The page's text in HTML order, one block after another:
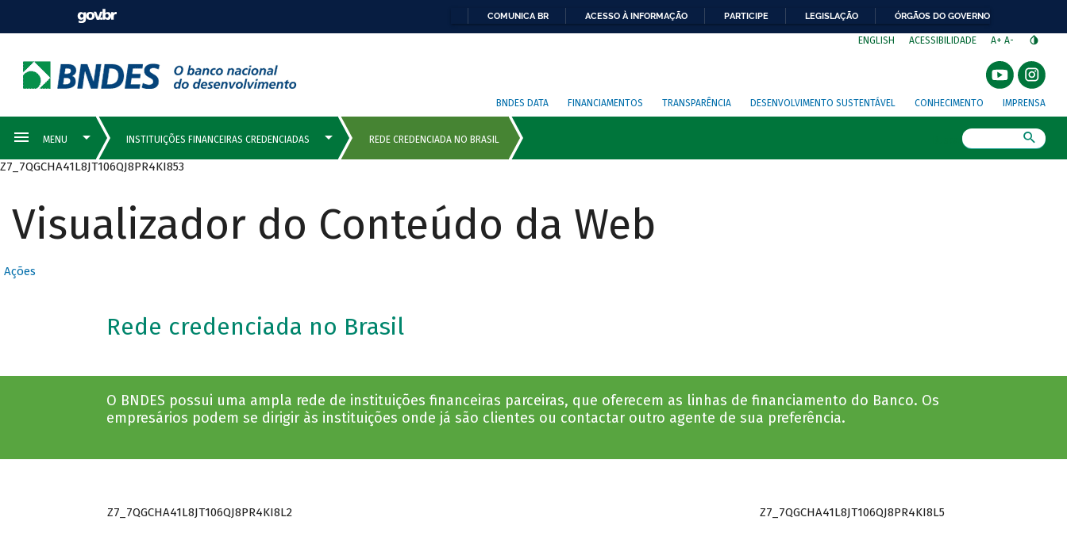
COMUNICA BR ACESSO À INFORMAÇÃO PARTICIPE LEGISLAÇÃO ÓRGÃOS DO GOVERNO
ENGLISH ACESSIBILIDADE A+ A-
BNDES DATA FINANCIAMENTOS TRANSPARÊNCIA DESENVOLVIMENTO SUSTENTÁVEL CONHECIMENTO IMPRENSA
Z7_7QGCHA41L8JT106QJ8PR4KI853
Visualizador do Conteúdo da Web
Ações
Rede credenciada no Brasil
O BNDES possui uma ampla rede de instituições financeiras parceiras, que oferecem as linhas de financiamento do Banco. Os
empresários podem se dirigir às instituições onde já são clientes ou contactar outro agente de sua preferência.
Z7_7QGCHA41L8JT106QJ8PR4KI8L2 Z7_7QGCHA41L8JT106QJ8PR4KI8L5